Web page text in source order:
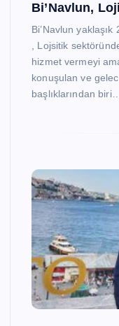
Bi’Navlun,
Bi’Navlun yaklaşık
, Lojsitik
hizmet vermeyi
konuşulan ve
başlıklarından biri…